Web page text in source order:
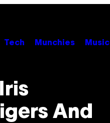
Tech Munchies Music
And